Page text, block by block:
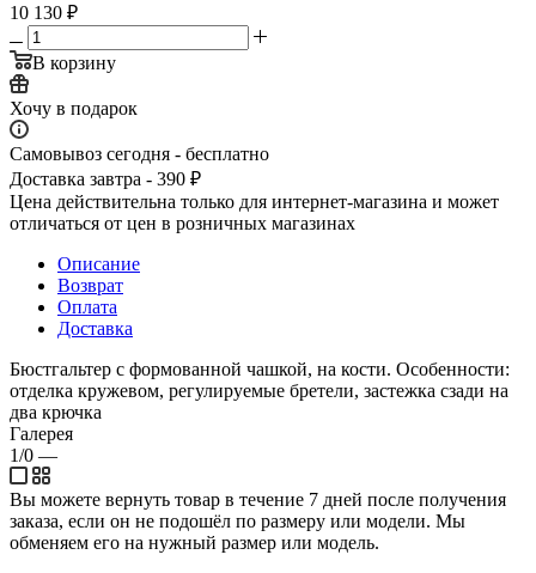
10 130 ₽
В корзину
Хочу в подарок
Самовывоз сегодня - бесплатно
Доставка завтра - 390 ₽
Цена действительна только для интернет-магазина и может
отличаться от цен в розничных магазинах
Описание
Возврат
Оплата
Доставка
Бюстгальтер с формованной чашкой, на кости. Особенности:
отделка кружевом, регулируемые бретели, застежка сзади на
два крючка
Галерея
1/0 —
Вы можете вернуть товар в течение 7 дней после получения
заказа, если он не подошёл по размеру или модели. Мы
обменяем его на нужный размер или модель.